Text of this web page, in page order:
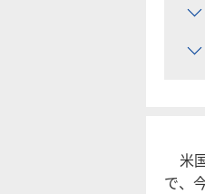
米
で、